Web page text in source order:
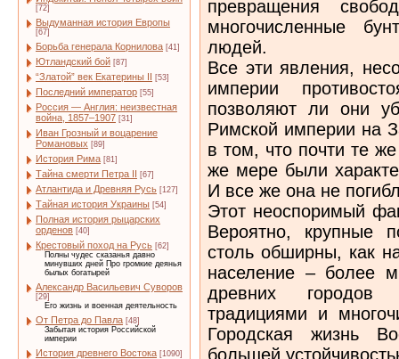
[72]
Выдуманная история Европы
[67]
Борьба генерала Корнилова [41]
Ютландский бой [87]
“Златой” век Екатерины II [53]
Последний император [55]
Россия — Англия: неизвестная
война, 1857–1907 [31]
Иван Грозный и воцарение
Романовых [89]
История Рима [81]
Тайна смерти Петра II [67]
Атлантида и Древняя Русь [127]
Тайная история Украины [54]
Полная история рыцарских
орденов [40]
Крестовый поход на Русь [62]
Полны чудес сказанья давно
минувших дней Про громкие деянья
былых богатырей
Александр Васильевич Суворов
[29]
Его жизнь и военная деятельность
От Петра до Павла [48]
Забытая история Российской
империи
История древнего Востока [1090]
превращения
многочисленные
людей.
Все эти явления,
империи
позволяют ли они
Римской империи на
в том, что почти те
же мере были
И все же она не
Этот неоспоримый
Вероятно, крупные
столь обширны, как
население – более
древних
традициями и
Городская жизнь
большей